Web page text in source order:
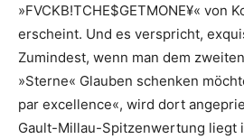
»FVCKB!TCHE$GETMONE¥« von
erscheint. Und es verspricht,
Zumindest, wenn man dem
»Sterne« Glauben schenken
par excellence«, wird dort
Gault-Millau-Spitzenwertung liegt